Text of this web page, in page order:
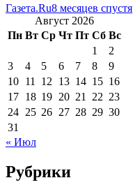
Газета.Ru8 месяцев спустя
Август 2026
Пн Вт Ср Чт Пт Сб Вс
1
2
3
4 5 6 7 8
9
10 11 12 13 14 15 16
17 18 19 20 21 22 23
24 25 26 27 28 29 30
31
« Июл
Рубрики